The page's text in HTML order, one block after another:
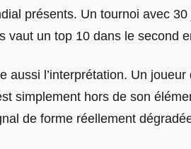
présents. Un tournoi avec
un top 10 dans le second
l’interprétation. Un
simplement hors de son
de forme réellement